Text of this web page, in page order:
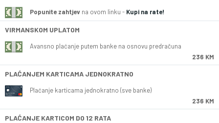
Popunite zahtjev na ovom linku - Kupi na rate!
VIRMANSKOM UPLATOM
Avansno plaćanje putem banke na osnovu predračuna
236 KM
PLAĆANJEM KARTICAMA JEDNOKRATNO
Plaćanje karticama jednokratno (sve banke)
236 KM
PLAĆANJE KARTICOM DO 12 RATA